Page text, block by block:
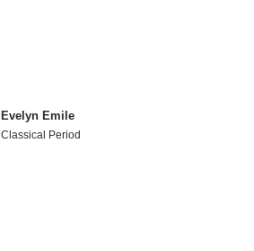
Evelyn Emile
Classical Period